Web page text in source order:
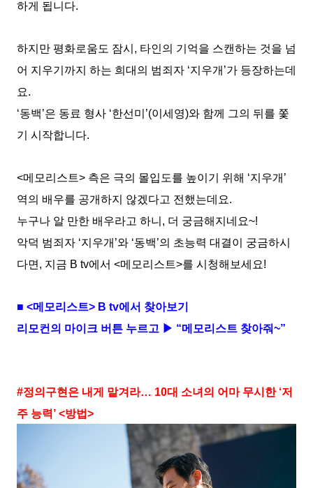
하게 됩니다.
하지만 평화로움도 잠시, 타인의 기억을 스캔하는 것을 넘
어 지우기까지 하는 희대의 범죄자 ‘지우개’가 등장하는데
요.
‘동백’은 동료 형사 ‘한선미’(이세영)와 함께 그의 뒤를 쫓
기 시작합니다.
<메모리스트> 측은 극의 몰입도를 높이기 위해 ‘지우개’
역의 배우를 공개하지 않겠다고 전했는데요.
누구나 알 만한 배우라고 하니, 더 궁금해지네요~!
악덕 범죄자 ‘지우개’와 ‘동백’의 초능력 대결이 궁금하시
다면, 지금 B tv에서 <메모리스트>를 시청해보세요!
■ <메모리스트> B tv에서 찾아보기
리모컨의 마이크 버튼 누르고 ▶ “메모리스트 찾아줘~”
#정의구현은 내게 맡겨라… 10대 소녀의 어마 무시한 ‘저
주 능력’ <방법>